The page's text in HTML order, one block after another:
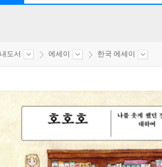
도서 에세이 한국 에세이